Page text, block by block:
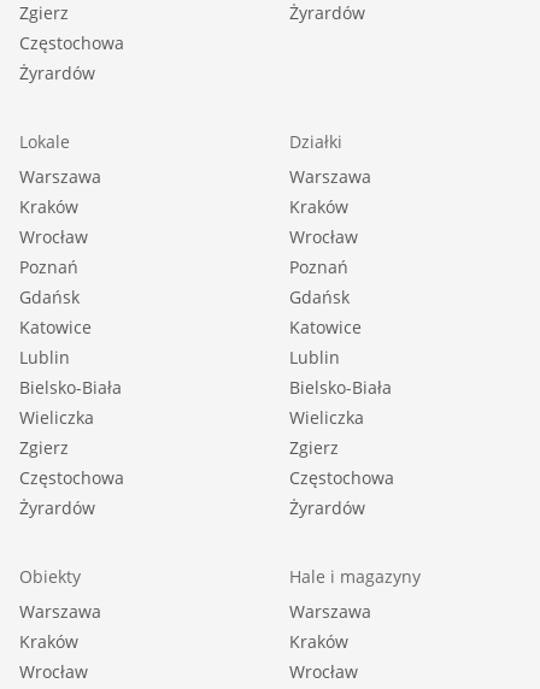
Zgierz
Częstochowa
Żyrardów
Żyrardów
Lokale
Warszawa
Kraków
Wrocław
Poznań
Gdańsk
Katowice
Lublin
Bielsko-Biała
Wieliczka
Zgierz
Częstochowa
Żyrardów
Działki
Warszawa
Kraków
Wrocław
Poznań
Gdańsk
Katowice
Lublin
Bielsko-Biała
Wieliczka
Zgierz
Częstochowa
Żyrardów
Obiekty
Warszawa
Kraków
Wrocław
Hale i magazyny
Warszawa
Kraków
Wrocław